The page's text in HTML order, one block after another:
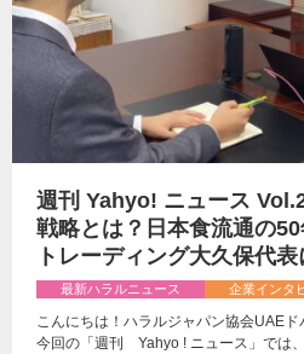
週刊 Yahyo! ニュース
戦略とは？日本食流通の
トレーディング大久保代表
最新ハラルニュース 企業インタ
こんにちは！ハラルジャパン協会UAEド
今回の「週刊 Yahyo ! ニュース」では